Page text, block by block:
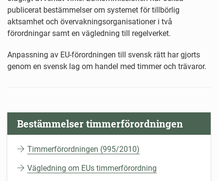
publicerat bestämmelser om systemet för tillbörlig
aktsamhet och övervakningsorganisationer i två
förordningar samt en vägledning till regelverket.
Anpassning av EU-förordningen till svensk rätt har gjorts
genom en svensk lag om handel med timmer och trävaror.
Bestämmelser timmerförordningen
Timmerförordningen (995/2010)
Vägledning om EUs timmerförordning